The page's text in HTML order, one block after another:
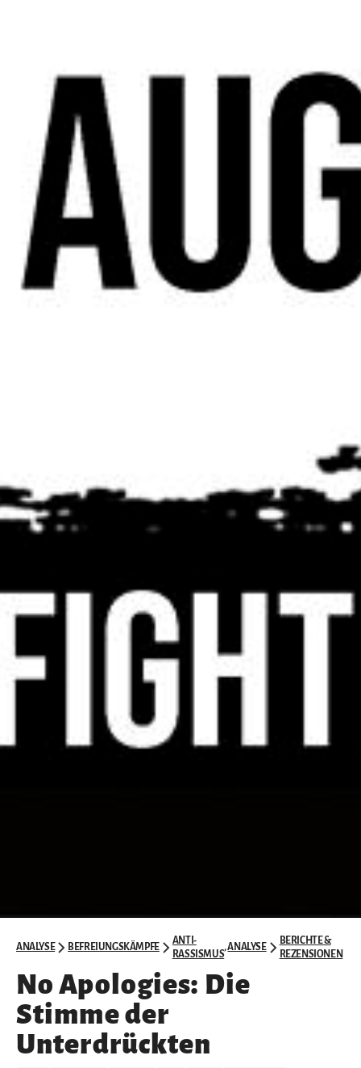
ANALYSE BEFREIUNGSKÄMPFE
ANTI-
RASSISMUS
,ANALYSE
BERICHTE &
REZENSIONEN
No Apologies: Die
Stimme der
Unterdrückten